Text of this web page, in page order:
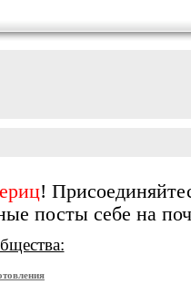
!
посты себе на